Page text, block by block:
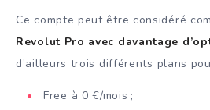
Ce compte peut être considéré
Revolut Pro avec davantage
d’ailleurs trois différents plans
Free à 0 €/mois ;